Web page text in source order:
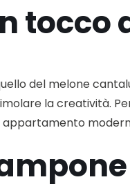
tocco
del melone
la creatività.
appartamento